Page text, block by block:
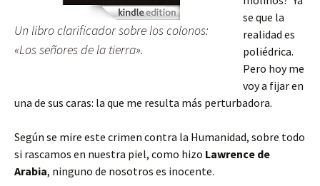
Un libro clarificador sobre los colonos:
«Los señores de la tierra».
se que la
realidad es
poliédrica.
Pero hoy me
voy a fijar en
una de sus caras: la que me resulta más perturbadora.
Según se mire este crimen contra la Humanidad, sobre todo
si rascamos en nuestra piel, como hizo Lawrence de
Arabia, ninguno de nosotros es inocente.